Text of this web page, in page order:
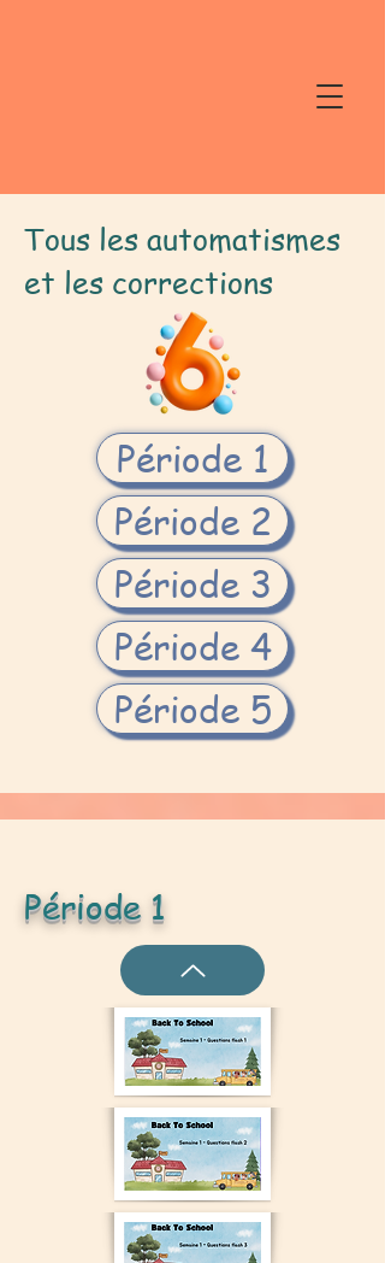
Tous les automatismes
et les corrections
Période 1
Période 2
Période 3
Période 4
Période 5
Période 1